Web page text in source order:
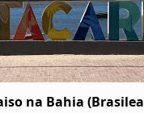
na Bahia